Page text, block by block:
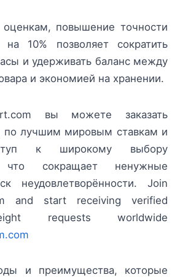
повышение точности
10% позволяет сократить
и удерживать баланс между
и экономией на хранении.
вы можете заказать
по лучшим мировым ставкам и
к широкому выбору
что сокращает ненужные
неудовлетворённости. Join
and start receiving verified
requests worldwide
и преимущества, которые